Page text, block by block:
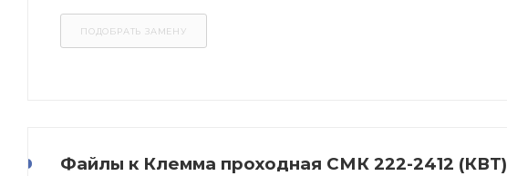
Файлы к Клемма проходная СМК 222-2412 (КВТ)